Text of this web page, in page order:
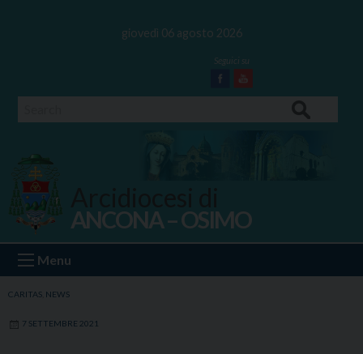
giovedì 06 agosto 2026
Facebook
Youtube
Ancona Osimo
ANCONA – OSIMO
Menu
CARITAS NEWS
7 SETTEMBRE 2021